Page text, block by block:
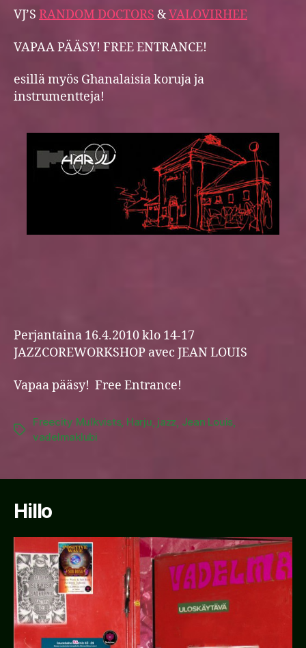
VJ’S RANDOM DOCTORS &VALOVIRHEE
VAPAA PÄÄSY! FREE ENTRANCE!
esillä myös Ghanalaisia koruja ja
instrumentteja!
Perjantaina 16.4.2010 klo 14-17
JAZZCOREWORKSHOP avec JEAN LOUIS
Vapaa pääsy! Free Entrance!
Tags
Freecity Mulkvists, Harju, jazz, Jean Louis,
vadelmaklubi
Hillo